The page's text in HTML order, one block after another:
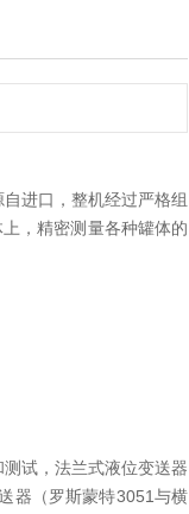
进口，整机经过严格组
，精密测量各种罐体的
试，法兰式液位变送器
器（罗斯蒙特3051与横